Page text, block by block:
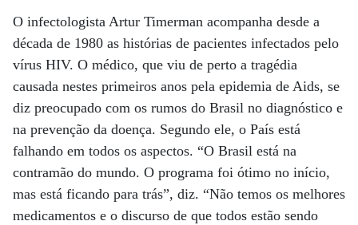
O infectologista Artur Timerman acompanha desde a
década de 1980 as histórias de pacientes infectados pelo
vírus HIV. O médico, que viu de perto a tragédia
causada nestes primeiros anos pela epidemia de Aids, se
diz preocupado com os rumos do Brasil no diagnóstico e
na prevenção da doença. Segundo ele, o País está
falhando em todos os aspectos. “O Brasil está na
contramão do mundo. O programa foi ótimo no início,
mas está ficando para trás”, diz. “Não temos os melhores
medicamentos e o discurso de que todos estão sendo